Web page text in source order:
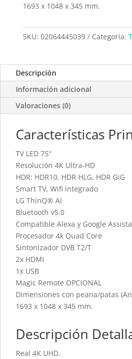
1693 x 1048 x 345 mm.
SKU: 02064445039 Categoría:
Descripción
Información adicional
Valoraciones (0)
Características
TV LED 75"
Resolución 4K Ultra-HD
HDR: HDR10, HDR HLG, HDR GiG
Smart TV, Wifi integrado
LG ThinQ® AI
Bluetooth v5.0
Compatible Alexa y Google
Procesador 4k Quad Core
Sintonizador DVB T2/T
2x HDMI
1x USB
Magic Remote OPCIONAL
Dimensiones con peana/patas
1693 x 1048 x 345 mm.
Descripción
Real 4K UHD.